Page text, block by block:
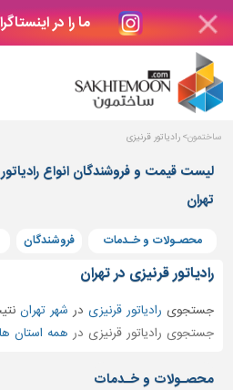
ما را در
دکوراسیون
بتن
های
بتنی
پنجره
مصالح
پله،
نرده
حفاظ
ساختمون رادیاتور قرنیزی
لیست قیمت و فروشندگان انواع
تهران
محصـولات و خـدمات فروشندگان
رادیاتور قرنیزی در تهران
جستجوی رادیاتور قرنیزی در شهر تهران
جستجوی رادیاتور قرنیزی در همه استان
محصـولات و خـدمات